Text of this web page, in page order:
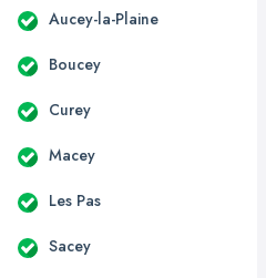
Aucey-la-Plaine
Boucey
Curey
Macey
Les Pas
Sacey